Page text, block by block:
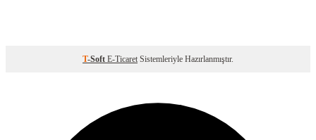
T-Soft E-Ticaret Sistemleriyle Hazırlanmıştır.